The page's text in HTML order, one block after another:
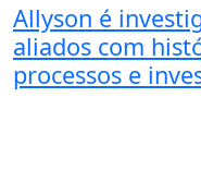
Allyson é
aliados com
processos e